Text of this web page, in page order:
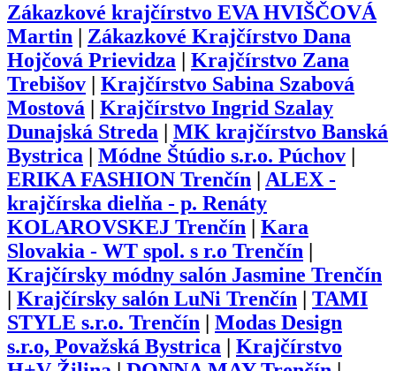
Zákazkové krajčírstvo EVA HVIŠČOVÁ
Martin
Zákazkové Krajčírstvo Dana
Hojčová Prievidza
Krajčírstvo Zana
Trebišov
Krajčírstvo Sabina Szabová
Mostová
Krajčírstvo Ingrid Szalay
Dunajská Streda
MK krajčírstvo Banská
Bystrica
Módne Štúdio s.r.o. Púchov
ERIKA FASHION Trenčín
ALEX -
krajčírska dielňa - p. Renáty
KOLAROVSKEJ Trenčín
Kara
Slovakia - WT spol. s r.o Trenčín
Krajčírsky módny salón Jasmine Trenčín
Krajčírsky salón LuNi Trenčín
TAMI
STYLE s.r.o. Trenčín
Modas Design
s.r.o, Považská Bystrica
Krajčírstvo